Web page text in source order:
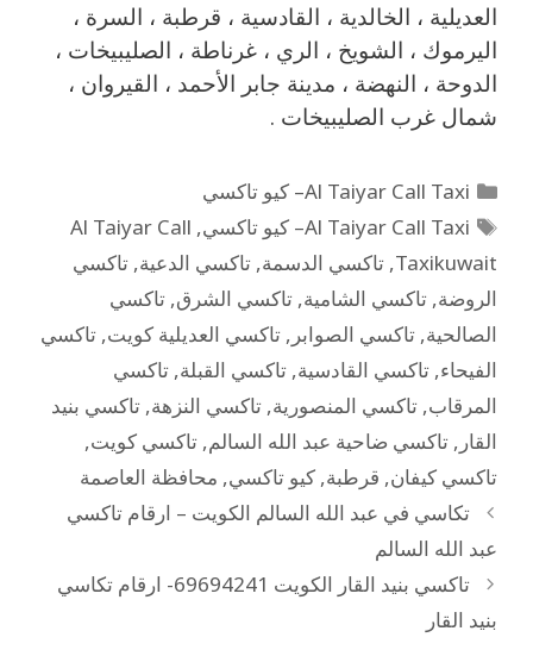
العديلية ، الخالدية ، القادسية ، قرطبة ، السرة ،
اليرموك ، الشويخ ، الري ، غرناطة ، الصليبيخات ،
الدوحة ، النهضة ، مدينة جابر الأحمد ، القيروان ،
شمال غرب الصليبيخات .
Al Taiyar Call Taxi– كيو تاكسي
Al Taiyar Call Taxi– كيو تاكسي
,
Al Taiyar Call
Taxikuwait
, تاكسي الدسمة, تاكسي الدعية, تاكسي
الروضة, تاكسي الشامية, تاكسي الشرق, تاكسي
الصالحية, تاكسي الصوابر , تاكسي العديلية كويت, تاكسي
الفيحاء, تاكسي القادسية, تاكسي القبلة, تاكسي
المرقاب, تاكسي المنصورية, تاكسي النزهة, تاكسي بنيد
القار , تاكسي ضاحية عبد الله السالم, تاكسي كويت,
تاكسي كيفان, قرطبة, كيو تاكسي, محافظة العاصمة
تكاسي في عبد الله السالم الكويت – ارقام تاكسي
عبد الله السالم
تاكسي بنيد القار الكويت 69694241- ارقام تكاسي
بنيد القار